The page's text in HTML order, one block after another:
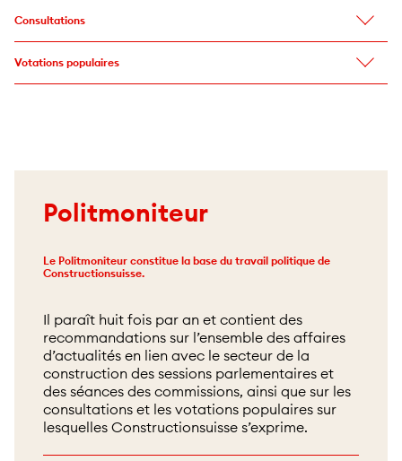
Consultations
Votations populaires
Politmoniteur
Le Politmoniteur constitue la base du travail politique de
Constructionsuisse.
Il paraît huit fois par an et contient des
recommandations sur l’ensemble des affaires
d’actualités en lien avec le secteur de la
construction des sessions parlementaires et
des séances des commissions, ainsi que sur les
consultations et les votations populaires sur
lesquelles Constructionsuisse s’exprime.